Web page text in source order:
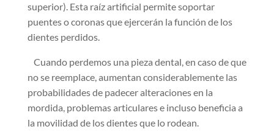
superior). Esta raíz artificial permite soportar
puentes o coronas que ejercerán la función de los
dientes perdidos.
Cuando perdemos una pieza dental, en caso de que
no se reemplace, aumentan considerablemente las
probabilidades de padecer alteraciones en la
mordida, problemas articulares e incluso beneficia a
la movilidad de los dientes que lo rodean.